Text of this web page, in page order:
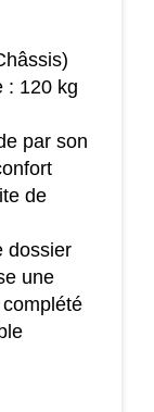
: 120 kg
par son
de
dossier
une
un